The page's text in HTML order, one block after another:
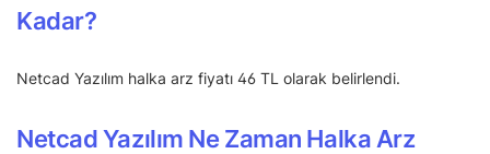
Kadar?
Netcad Yazılım halka arz fiyatı 46 TL olarak belirlendi.
Netcad Yazılım Ne Zaman Halka Arz